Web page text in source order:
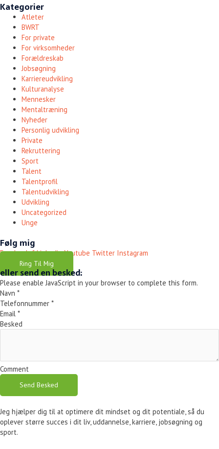
Kategorier
Atleter
BWRT
For private
For virksomheder
Forældreskab
Jobsøgning
Karriereudvikling
Kulturanalyse
Mennesker
Mentaltræning
Nyheder
Personlig udvikling
Private
Rekruttering
Sport
Talent
Talentprofil
Talentudvikling
Udvikling
Uncategorized
Unge
Følg mig
Facebook-f Linkedin Youtube Twitter Instagram
Ring Til Mig
eller send en besked:
Please enable JavaScript in your browser to complete this form.
Navn *
Telefonnummer *
Email *
Besked
Comment
Send Besked
Jeg hjælper dig til at optimere dit mindset og dit potentiale, så du
oplever større succes i dit liv, uddannelse, karriere, jobsøgning og
sport.